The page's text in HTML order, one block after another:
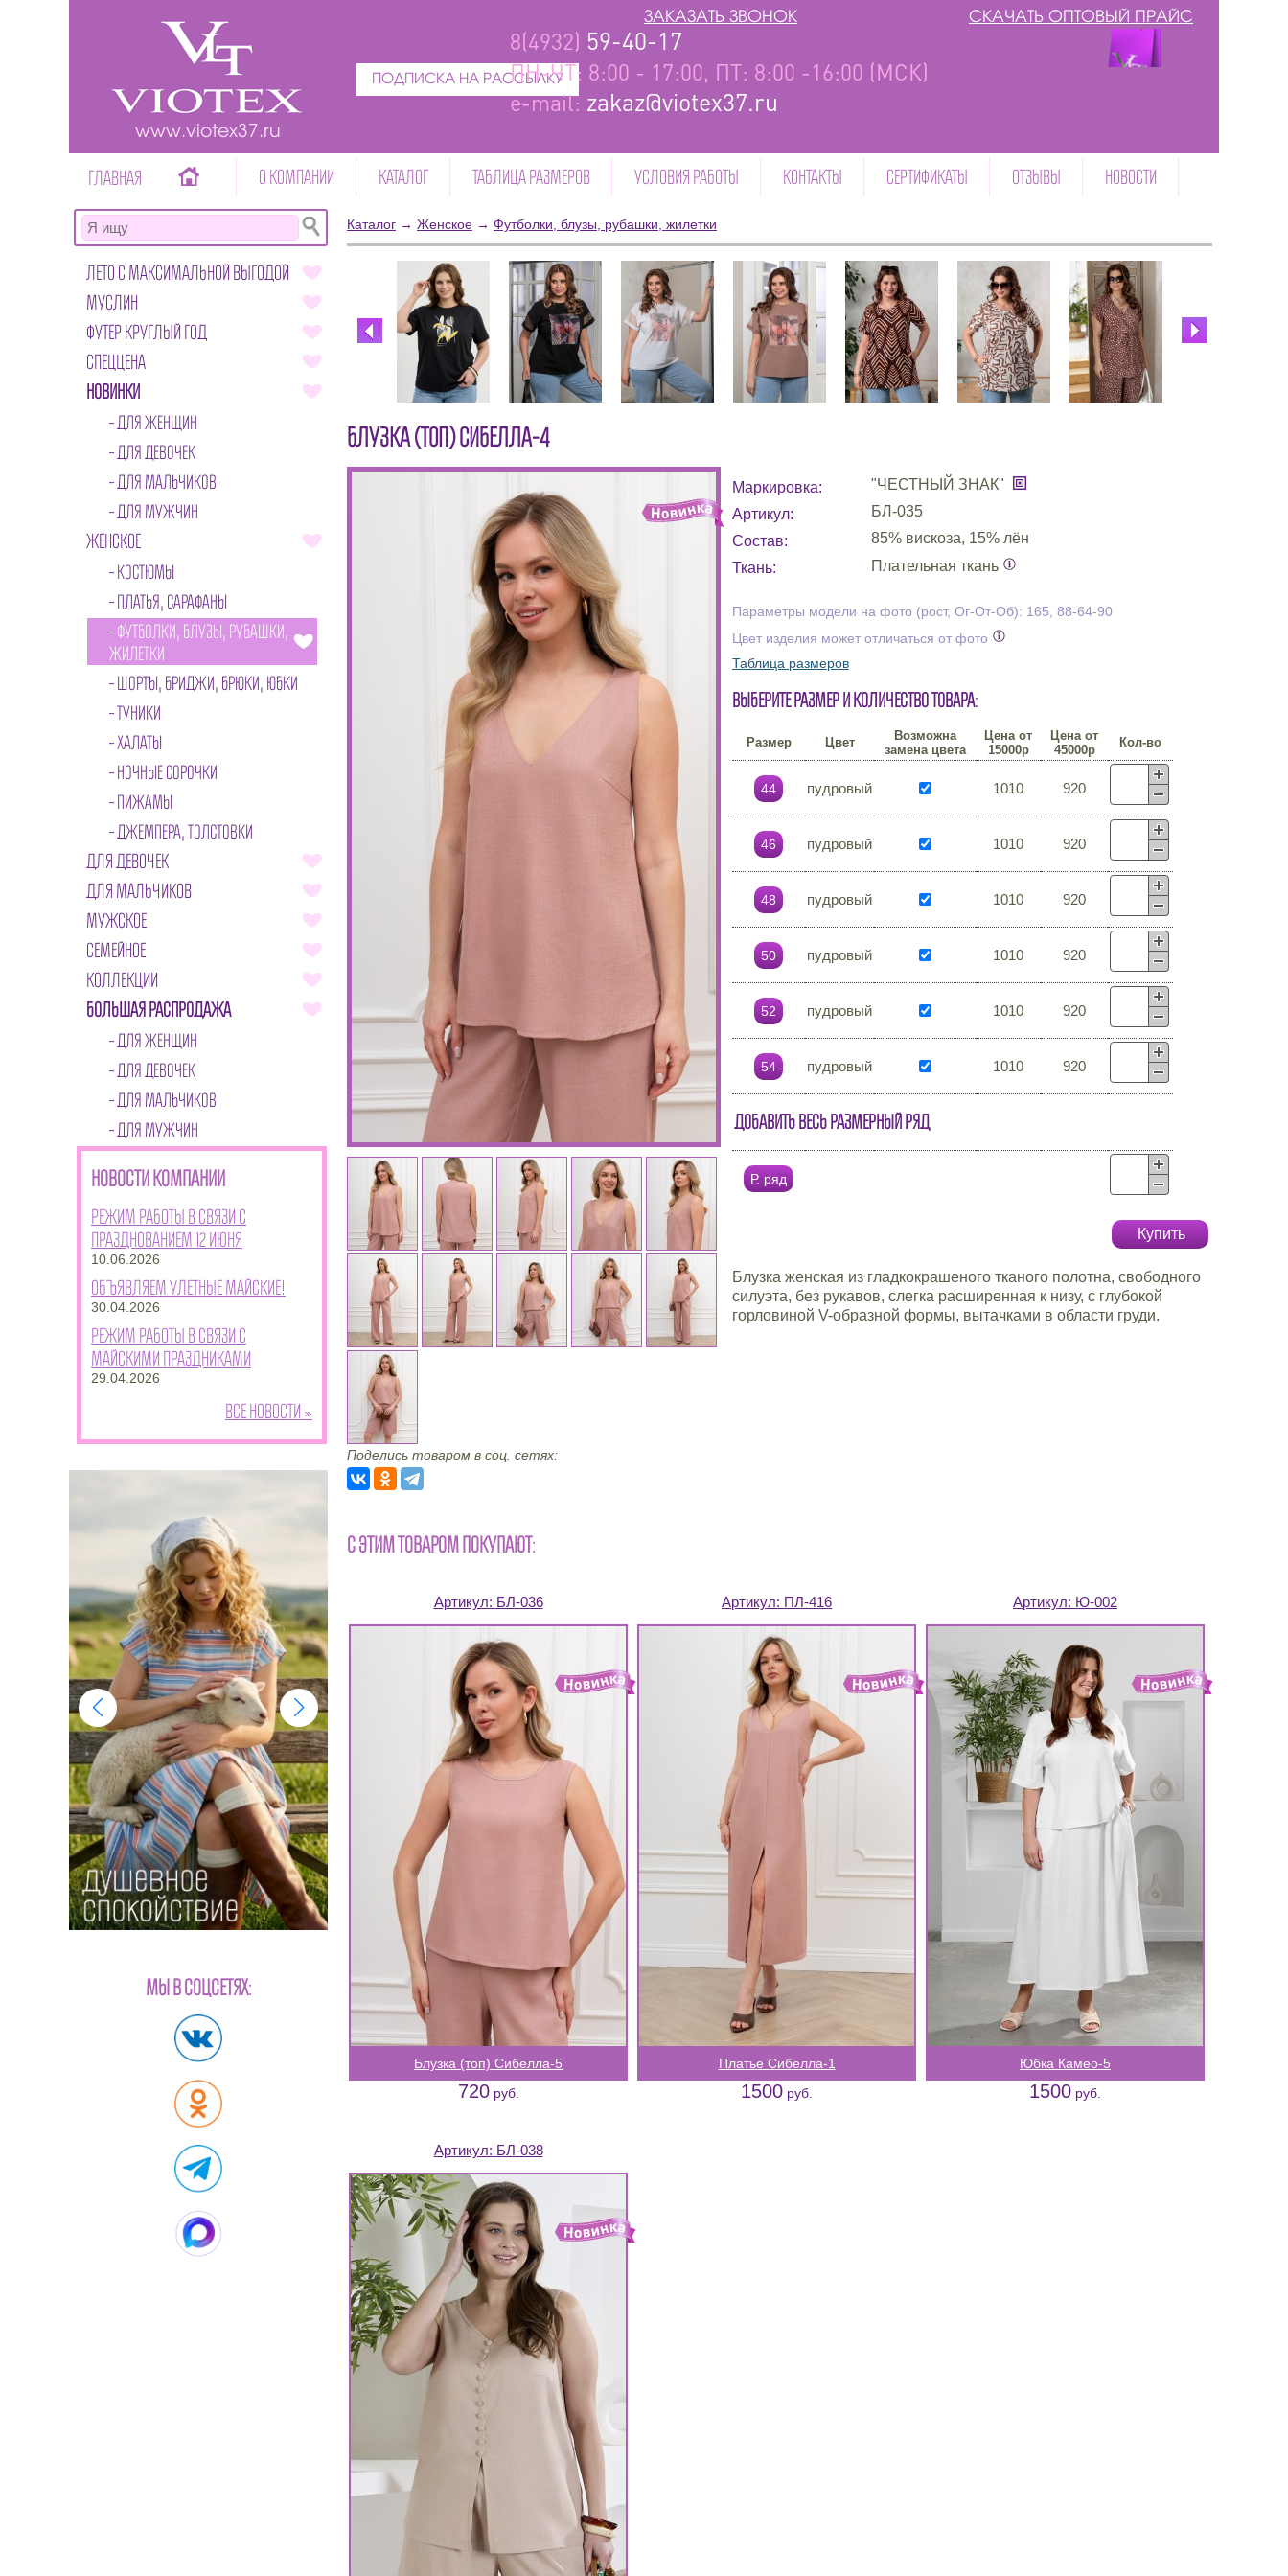
www.viotex37.ru
ПОДПИСКА НА РАССЫЛКУ
8(4932) 59-40-17
ПН-ЧТ: 8:00 - 17:00, ПТ: 8:00 -16:00 (МСК)
e-mail: zakaz@viotex37.ru
СКАЧАТЬ ОПТОВЫЙ ПРАЙС
ЗАКАЗАТЬ ЗВОНОК
ГЛАВНАЯ О КОМПАНИИ КАТАЛОГ ТАБЛИЦА РАЗМЕРОВ УСЛОВИЯ РАБОТЫ КОНТАКТЫ СЕРТИФИКАТЫ ОТЗЫВЫ НОВОСТИ
ЛЕТО С МАКСИМАЛЬНОЙ ВЫГОДОЙ
МУСЛИН
ФУТЕР КРУГЛЫЙ ГОД
СПЕЦЦЕНА
НОВИНКИ
ДЛЯ ЖЕНЩИН
ДЛЯ ДЕВОЧЕК
ДЛЯ МАЛЬЧИКОВ
ДЛЯ МУЖЧИН
ЖЕНСКОЕ
КОСТЮМЫ
ПЛАТЬЯ, САРАФАНЫ
ФУТБОЛКИ, БЛУЗЫ, РУБАШКИ,
ЖИЛЕТКИ
ШОРТЫ, БРИДЖИ, БРЮКИ, ЮБКИ
ТУНИКИ
ХАЛАТЫ
НОЧНЫЕ СОРОЧКИ
ПИЖАМЫ
ДЖЕМПЕРА, ТОЛСТОВКИ
ДЛЯ ДЕВОЧЕК
ДЛЯ МАЛЬЧИКОВ
МУЖСКОЕ
СЕМЕЙНОЕ
КОЛЛЕКЦИИ
БОЛЬШАЯ РАСПРОДАЖА
ДЛЯ ЖЕНЩИН
ДЛЯ ДЕВОЧЕК
ДЛЯ МАЛЬЧИКОВ
ДЛЯ МУЖЧИН
НОВОСТИ КОМПАНИИ
Режим работы в связи с
празднованием 12 июня
10.06.2026
Объявляем улетные майские!
30.04.2026
Режим работы в связи с
майскими праздниками
29.04.2026
Все новости »
МЫ В СОЦСЕТЯХ:
Каталог → Женское → Футболки, блузы, рубашки, жилетки
БЛУЗКА (ТОП) СИБЕЛЛА-4
Маркировка:
"ЧЕСТНЫЙ ЗНАК"
Артикул:
БЛ-035
Состав:
85% вискоза, 15% лён
Ткань:
Плательная ткань
Параметры модели на фото (рост, Ог-От-Об): 165, 88-64-90
Цвет изделия может отличаться от фото
Таблица размеров
Выберите размер и количество товара:
Размер Цвет
Возможна
замена цвета
Цена от
15000р
Цена от
45000р
Кол-во
44 пудровый 1010 920
46 пудровый 1010 920
48 пудровый 1010 920
50 пудровый 1010 920
52 пудровый 1010 920
54 пудровый 1010 920
Добавить весь размерный ряд
Р. ряд
Купить
Блузка женская из гладкокрашеного тканого полотна, свободного
силуэта, без рукавов, слегка расширенная к низу, с глубокой
горловиной V-образной формы, вытачками в области груди.
Поделись товаром в соц. сетях:
С ЭТИМ ТОВАРОМ ПОКУПАЮТ:
Артикул: БЛ-036
Блузка (топ) Сибелла-5
720руб.
Артикул: ПЛ-416
Платье Сибелла-1
1500 руб.
Артикул: Ю-002
Юбка Камео-5
1500 руб.
Артикул: БЛ-038